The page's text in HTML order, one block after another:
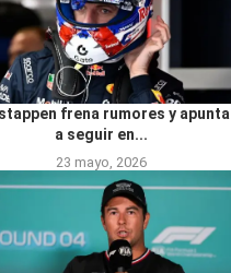
frena rumores y apunta
a seguir en...
23 mayo, 2026